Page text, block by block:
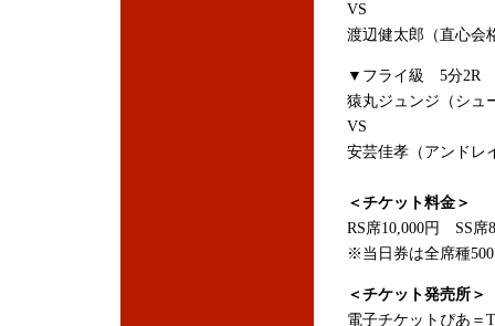
VS
渡辺健太郎（直心会
▼フライ級 5分2R
猿丸ジュンジ（シュ
VS
安芸佳孝（アンドレ
＜チケット料金＞
RS席10,000円 SS
※当日券は全席種
＜チケット発売所＞
電子チケットぴあ＝